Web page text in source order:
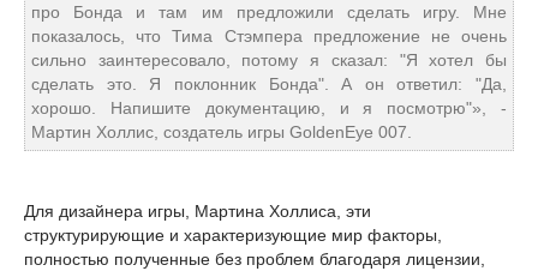
про Бонда и там им предложили сделать игру. Мне
показалось, что Тима Стэмпера предложение не очень
сильно заинтересовало, потому я сказал: "Я хотел бы
сделать это. Я поклонник Бонда". А он ответил: "Да,
хорошо. Напишите документацию, и я посмотрю"», -
Мартин Холлис, создатель игры GoldenEye 007.
Для дизайнера игры, Мартина Холлиса, эти
структурирующие и характеризующие мир факторы,
полностью полученные без проблем благодаря лицензии,